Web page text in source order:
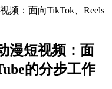
频：面向TikTok、Reels
漫短视频：面
的分步工作